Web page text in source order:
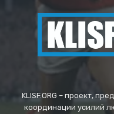
KLISF.ORG – проект,
координации усилий